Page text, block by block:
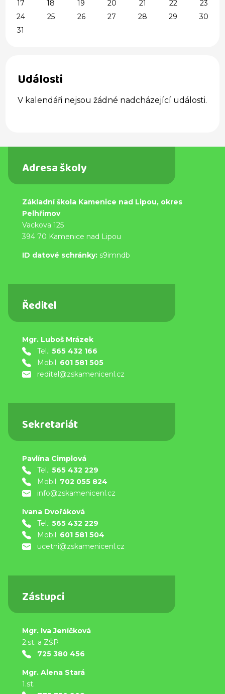
17
18 19 20 21 22
23
24
25 26 27 28 29
30
31
Události
V kalendáři nejsou žádné nadcházející události.
Adresa školy
Základní škola Kamenice nad Lipou, okres
Pelhřimov
Vackova 125
394 70 Kamenice nad Lipou
ID datové schránky: s9imndb
Ředitel
Mgr. Luboš Mrázek
Tel.: 565 432 166
Mobil: 601 581 505
reditel@zskamenicenl.cz
Sekretariát
Pavlína Cimplová
Tel.: 565 432 229
Mobil: 702 055 824
info@zskamenicenl.cz
Ivana Dvořáková
Tel.: 565 432 229
Mobil: 601 581 504
ucetni@zskamenicenl.cz
Zástupci
Mgr. Iva Jeníčková
2.st. a ZŠP
725 380 456
Mgr. Alena Stará
1.st.